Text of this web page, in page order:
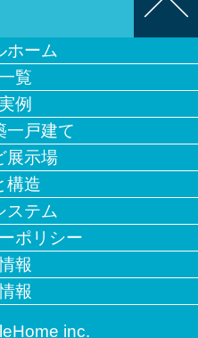
ホーム
覧
例
一戸建て
展示場
構造
ステム
ポリシー
報
報
inc.